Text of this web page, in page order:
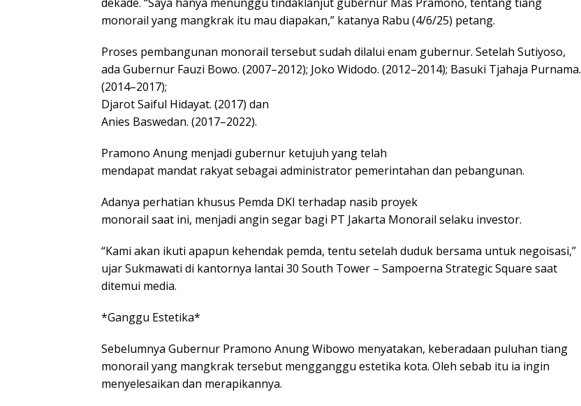
monorail yang mangkrak itu mau diapakan,” katanya Rabu (4/6/25) petang.
Proses pembangunan monorail tersebut sudah dilalui enam gubernur. Setelah Sutiyoso,
ada Gubernur Fauzi Bowo. (2007–2012); Joko Widodo. (2012–2014); Basuki Tjahaja Purnama.
(2014–2017);
Djarot Saiful Hidayat. (2017) dan
Anies Baswedan. (2017–2022).
Pramono Anung menjadi gubernur ketujuh yang telah
mendapat mandat rakyat sebagai administrator pemerintahan dan pebangunan.
Adanya perhatian khusus Pemda DKI terhadap nasib proyek
monorail saat ini, menjadi angin segar bagi PT Jakarta Monorail selaku investor.
“Kami akan ikuti apapun kehendak pemda, tentu setelah duduk bersama untuk negoisasi,”
ujar Sukmawati di kantornya lantai 30 South Tower – Sampoerna Strategic Square saat
ditemui media.
*Ganggu Estetika*
Sebelumnya Gubernur Pramono Anung Wibowo menyatakan, keberadaan puluhan tiang
monorail yang mangkrak tersebut mengganggu estetika kota. Oleh sebab itu ia ingin
menyelesaikan dan merapikannya.